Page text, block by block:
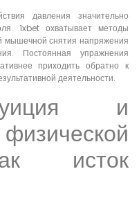
давления значительно
1xbet охватывает методы
мышечной снятия напряжения
Постоянная упражнения
приходить обратно к
деятельности.
и
исток